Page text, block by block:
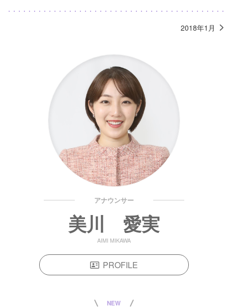
2018年1月
アナウンサー
美川 愛実
AIMI MIKAWA
PROFILE
NEW